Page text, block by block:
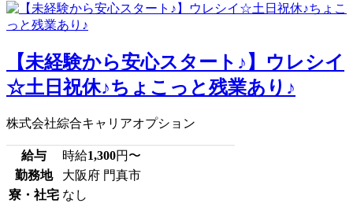
【未経験から安心スタート♪】ウレシイ
☆土日祝休♪ちょこっと残業あり♪
株式会社綜合キャリアオプション
給与 時給1,300円〜
勤務地
大阪府 門真市
寮・社宅 なし